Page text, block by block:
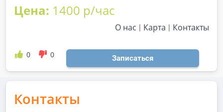
Цена: 1400 р/час
О нас Карта Контакты
0 0 Записаться
Контакты